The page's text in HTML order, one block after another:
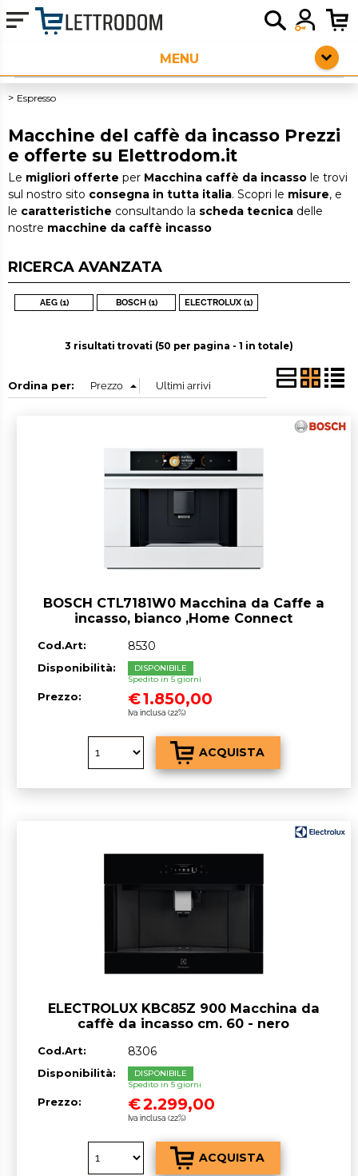
HOME PAGE
PICCOLI ELETTRODOMESTICI
AUDIO
SERVIZI AGGIUNTIVI
OUTLET
Espresso
Macchine del caffè da incasso Prezzi
e offerte su Elettrodom.it
Le migliori offerte per Macchina caffè da incasso le trovi
sul nostro sito consegna in tutta italia. Scopri le misure, e
le caratteristiche consultando la scheda tecnica delle
nostre macchine da caffè incasso
RICERCA AVANZATA
AEG (1) BOSCH (1) ELECTROLUX (1)
3 risultati trovati (50 per pagina - 1 in totale)
Ordina per:
BOSCH CTL7181W0 Macchina da Caffe a
incasso, bianco ,Home Connect
Cod.Art: 8530
Disponibilità:
DISPONIBILE
Spedito in 5 giorni
Prezzo: €1.850,00
Iva inclusa (22%)
ELECTROLUX KBC85Z 900 Macchina da
caffè da incasso cm. 60 - nero
Cod.Art: 8306
Disponibilità:
DISPONIBILE
Spedito in 5 giorni
Prezzo: €2.299,00
Iva inclusa (22%)